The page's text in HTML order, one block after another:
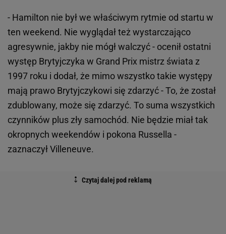
- Hamilton nie był we właściwym rytmie od startu w
ten weekend. Nie wyglądał też wystarczająco
agresywnie, jakby nie mógł walczyć - ocenił ostatni
występ Brytyjczyka w Grand Prix mistrz świata z
1997 roku i dodał, że mimo wszystko takie występy
mają prawo Brytyjczykowi się zdarzyć - To, że został
zdublowany, może się zdarzyć. To suma wszystkich
czynników plus zły samochód. Nie będzie miał tak
okropnych weekendów i pokona Russella -
zaznaczył Villeneuve.